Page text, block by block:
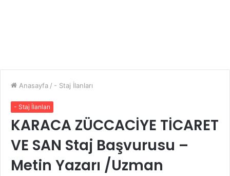
Anasayfa / - Staj İlanları
- Staj İlanları
KARACA ZÜCCACİYE TİCARET
VE SAN Staj Başvurusu –
Metin Yazarı /Uzman